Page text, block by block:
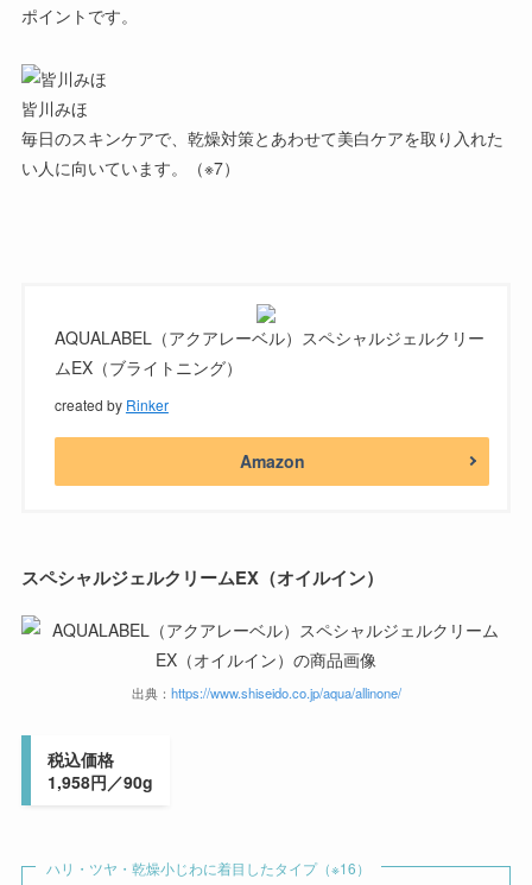
ポイントです。
皆川みほ
毎日のスキンケアで、 乾燥対策とあわせて美白ケアを取り入れた
い人に向いています。（※7）
AQUALABEL（アクアレーベル）スペシャルジェルクリー
ムEX（ブライトニング）
created by Rinker
Amazon
スペシャルジェルクリームEX（オイルイン）
出典： https://www.shiseido.co.jp/aqua/allinone/
税込価格
1,958円／90g
ハリ・ツヤ・乾燥小じわに着目したタイプ（※16）